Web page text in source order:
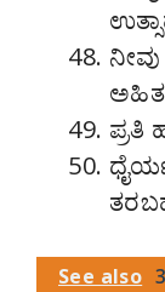
ಪ್ರತಿ
See also